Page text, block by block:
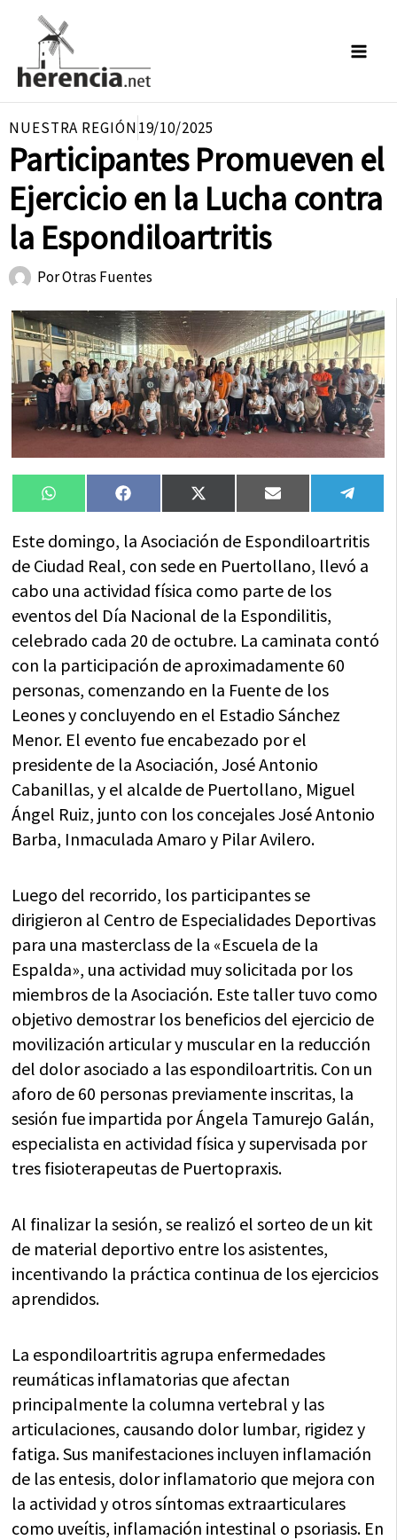
contenido
NUESTRA REGIÓN19/10/2025
Participantes Promueven el
Ejercicio en la Lucha contra
la Espondiloartritis
PorOtras Fuentes
Compartir
en
WhatsAppCompartir
en
FacebookCompartir
en
X
(Twitter)
Compartir
en
Email
en
Este domingo, la Asociación de Espondiloartritis
de Ciudad Real, con sede en Puertollano, llevó a
cabo una actividad física como parte de los
eventos del Día Nacional de la Espondilitis,
celebrado cada 20 de octubre. La caminata contó
con la participación de aproximadamente 60
personas, comenzando en la Fuente de los
Leones y concluyendo en el Estadio Sánchez
Menor. El evento fue encabezado por el
presidente de la Asociación, José Antonio
Cabanillas, y el alcalde de Puertollano, Miguel
Ángel Ruiz, junto con los concejales José Antonio
Barba, Inmaculada Amaro y Pilar Avilero.
Luego del recorrido, los participantes se
dirigieron al Centro de Especialidades Deportivas
para una masterclass de la «Escuela de la
Espalda», una actividad muy solicitada por los
miembros de la Asociación. Este taller tuvo como
objetivo demostrar los beneficios del ejercicio de
movilización articular y muscular en la reducción
del dolor asociado a las espondiloartritis. Con un
aforo de 60 personas previamente inscritas, la
sesión fue impartida por Ángela Tamurejo Galán,
especialista en actividad física y supervisada por
tres fisioterapeutas de Puertopraxis.
Al finalizar la sesión, se realizó el sorteo de un kit
de material deportivo entre los asistentes,
incentivando la práctica continua de los ejercicios
aprendidos.
La espondiloartritis agrupa enfermedades
reumáticas inflamatorias que afectan
principalmente la columna vertebral y las
articulaciones, causando dolor lumbar, rigidez y
fatiga. Sus manifestaciones incluyen inflamación
de las entesis, dolor inflamatorio que mejora con
la actividad y otros síntomas extraarticulares
como uveítis, inflamación intestinal o psoriasis. En